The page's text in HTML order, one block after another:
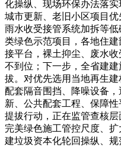
化操纵、现场环保办法落
城市更新、老旧小区项目优
雨水收受接管系统加拆等
类绿色示范项目，各地住
接平台，裸土抑尘、废水
不到位；下一步，全省建
拔。对优先选用当地再生建
配套隔音围挡、降噪设备
新、公共配套工程、保障
提拔行动，正在监管查核
完美绿色施工管控尺度、
建垃圾资本化轮回操纵、